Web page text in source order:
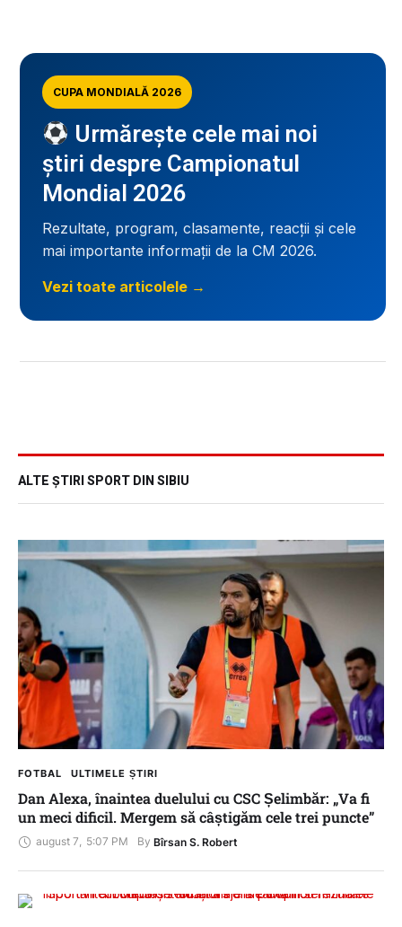
CUPA MONDIALĂ 2026
Urmărește cele mai noi
știri despre Campionatul
Mondial 2026
Rezultate, program, clasamente, reacții și cele
mai importante informații de la CM 2026.
Vezi toate articolele →
ALTE ȘTIRI SPORT DIN SIBIU
FOTBAL ULTIMELE ȘTIRI
Dan Alexa, înaintea duelului cu CSC Șelimbăr: „Va fi
un meci dificil. Mergem să câștigăm cele trei puncte”
august 7, 5:07 PM By Bîrsan S. Robert